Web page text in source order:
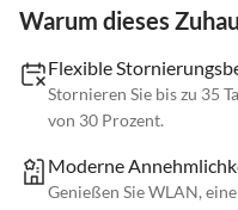
Warum dieses
Flexible
Stornieren Sie bis zu 35
von 30 Prozent.
Moderne
Genießen Sie WLAN,